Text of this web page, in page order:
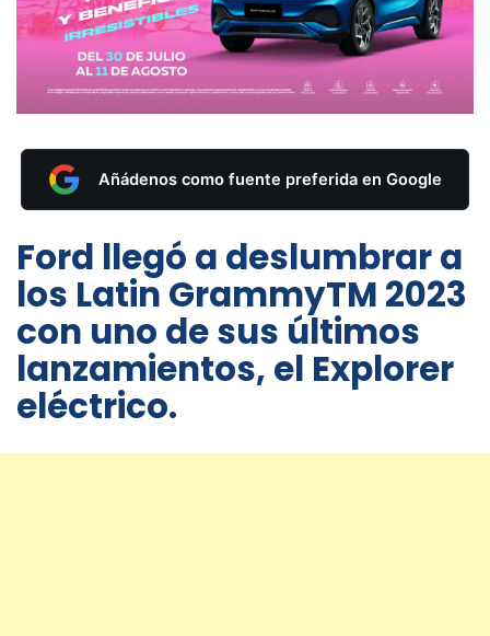
Añádenos como fuente preferida en Google
Ford llegó a deslumbrar a
los Latin GrammyTM 2023
con uno de sus últimos
lanzamientos, el Explorer
eléctrico.